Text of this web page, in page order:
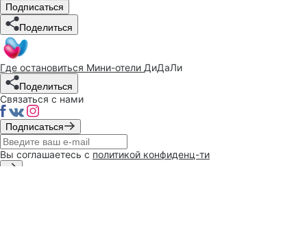
Подписаться
Поделиться
Где остановиться Мини-отели ДиДаЛи
Поделиться
Связаться с нами
Подписаться
Вы соглашаетесь с политикой конфиденц-ти